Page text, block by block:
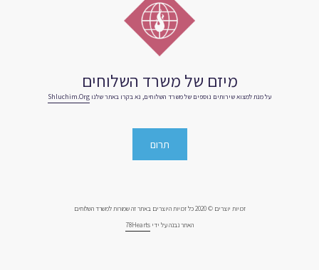
מיזם של משרד השלוחים
על מנת למצוא שירותים נוספים של משרד השלוחים, נא בקרו באתר שלנו Shluchim.org
תרום
זכויות יוצרים © 2020 כל זכויות היוצרים באתר זה שמורות למשרד השלוחים
האתר נבנה על ידי 78Hearts